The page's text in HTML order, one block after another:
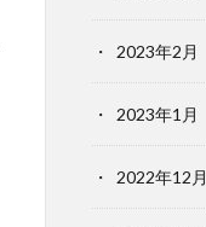
2023年2月
2023年1月
2022年12月